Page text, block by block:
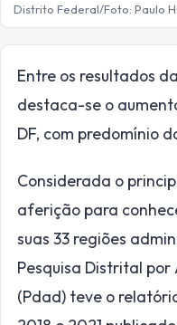
Distrito Federal/Foto: Paulo
Entre os resultados
destaca-se o
DF, com predomínio
Considerada o
aferição para
suas 33 regiões
Pesquisa Distrital por
(Pdad) teve o